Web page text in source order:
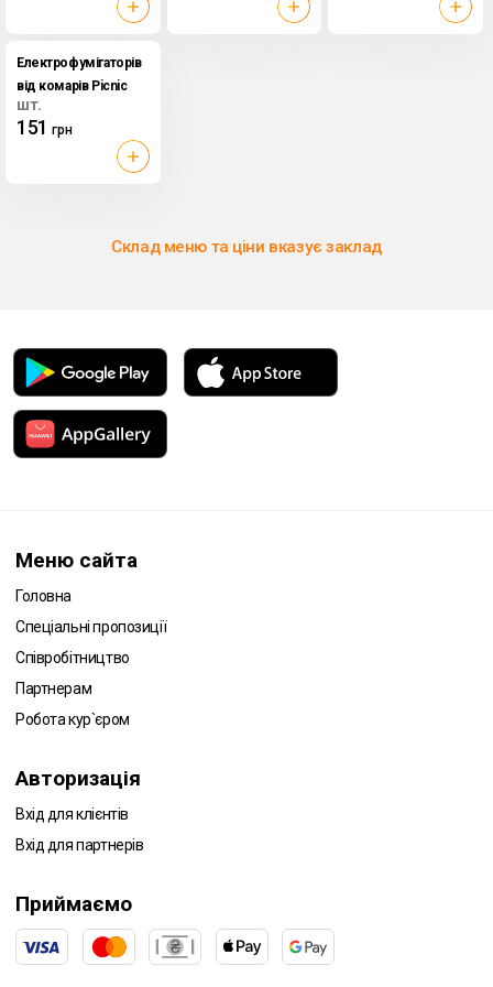
Електрофумігаторів
від комарів Picnic
Family + рідина, 30 мл
шт.
151 грн
Склад меню та ціни вказує заклад
Меню сайта
Головна
Спеціальні пропозиції
Співробітництво
Партнерам
Робота кур`єром
Авторизація
Вхід для клієнтів
Вхід для партнерів
Приймаємо